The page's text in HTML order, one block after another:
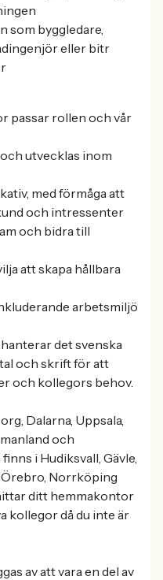
som byggledare,
eller bitr
passar rollen och vår
utvecklas inom
med förmåga att
och intressenter
och bidra till
att skapa hållbara
arbetsmiljö
det svenska
och skrift för att
och kollegors behov.
Dalarna, Uppsala,
och
i Hudiksvall, Gävle,
Örebro, Norrköping
ditt hemmakontor
kollegor då du inte är
av att vara en del av